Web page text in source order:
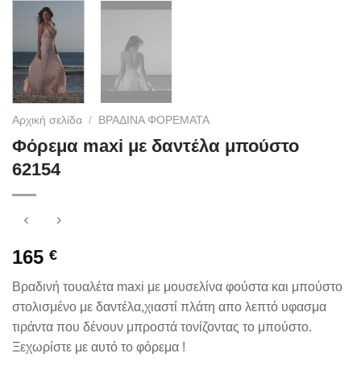
Αρχική σελίδα / ΒΡΑΔΙΝΑ ΦΟΡΕΜΑΤΑ
Φόρεμα maxi με δαντέλα μπούστο
62154
165 €
Βραδινή τουαλέτα maxi με μουσελίνα φούστα και μπούστο
στολισμένο με δαντέλα,χιαστί πλάτη απο λεπτό υφασμα
τιράντα που δένουν μπροστά τονίζοντας το μπούστο.
Ξεχωρίστε με αυτό το φόρεμα !